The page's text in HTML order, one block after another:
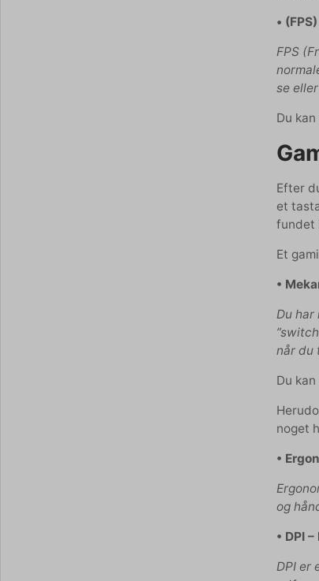
•
FPS
se
Du
Efter
et
fundet
Et
•
Du har
når du
Du
noget
•
og
• DPI
DPI er